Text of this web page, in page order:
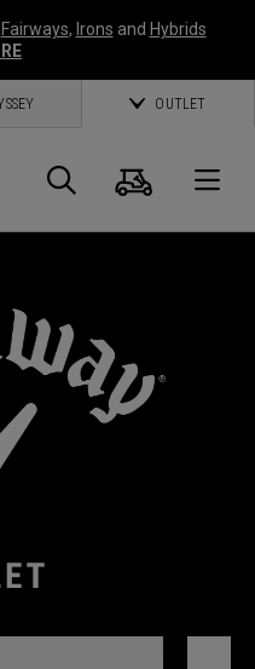
Fairways, Irons and Hybrids
OUTLET
Suche